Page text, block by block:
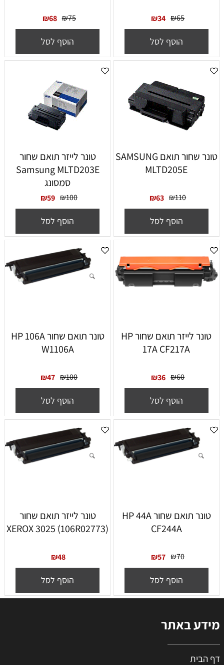
₪65
₪34
הוסף לסל
₪75
₪68
הוסף לסל
טונר שחור תואם SAMSUNG
MLTD205E
₪110
₪63
הוסף לסל
‏טונר לייזר תואם שחור
Samsung MLTD203E
סמסונג
₪100
₪59
הוסף לסל
‏טונר ‏לייזר תואם שחור HP
17A CF217A
₪60
₪36
הוסף לסל
‏טונר תואם שחור HP 106A
W1106A
₪100
₪47
הוסף לסל
‏טונר תואם שחור HP 44A
CF244A
₪70
₪57
הוסף לסל
טונר לייזר תואם שחור
(XEROX 3025 ׁ(106R02773
₪48
הוסף לסל
מידע באתר
דף הבית